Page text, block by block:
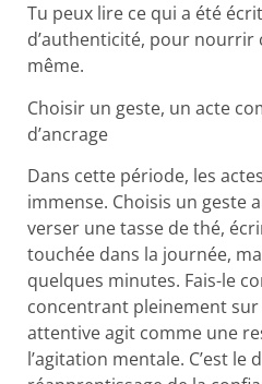
Tu peux lire ce qui a été
d’authenticité, pour nourrir
même.
Choisir un geste, un acte
d’ancrage
Dans cette période, les
immense. Choisis un geste
verser une tasse de thé,
touchée dans la journée,
quelques minutes. Fais-le
concentrant pleinement sur
attentive agit comme une
l’agitation mentale. C’est